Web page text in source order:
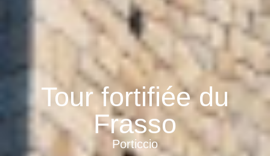
Tour fortifiée du
Frasso
Porticcio